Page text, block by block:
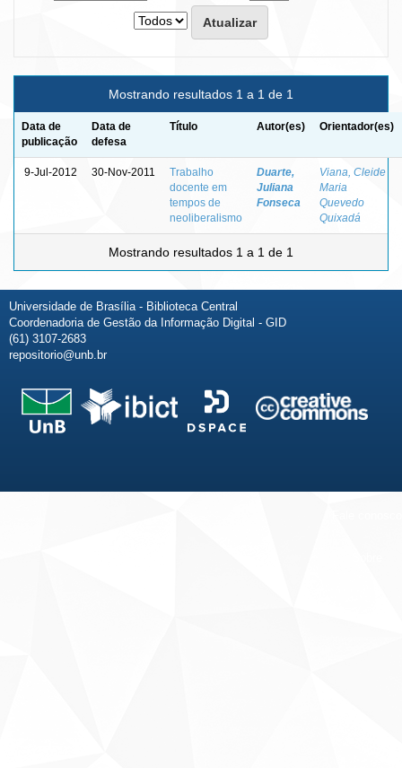
Mostrando resultados 1 a 1 de 1
Data de
publicação
Data de
defesa
Título Autor(es) Orientador(es)
9-Jul-2012 30-Nov-2011
Trabalho
docente em
tempos de
neoliberalismo
Duarte,
Juliana
Fonseca
Viana, Cleide
Maria
Quevedo
Quixadá
Mostrando resultados 1 a 1 de 1
Universidade de Brasília - Biblioteca Central
Coordenadoria de Gestão da Informação Digital - GID
(61) 3107-2683
repositorio@unb.br